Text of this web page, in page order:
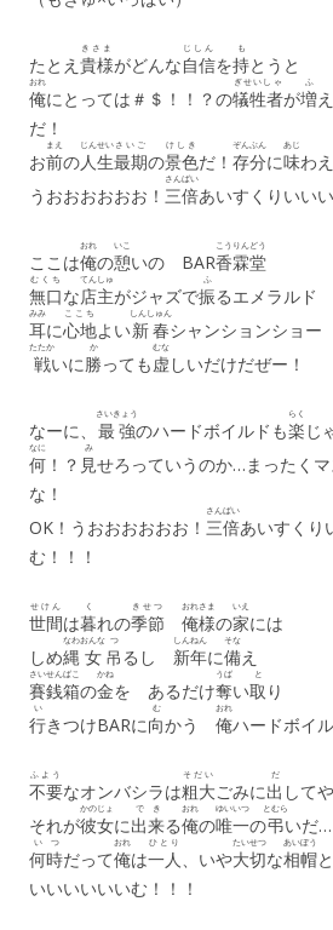
たとえ 貴様
きさま
がどんな自信
じしん
を持
も
とうと
俺
おれ
にとっては＃＄！！？の犠牲者
ぎせいしゃ
が増
ふ
だ！
お前
まえ
の人生
じんせい
最期
さいご
の景色
けしき
だ！ 存分
ぞんぶん
に味
あじ
わ
うおおおおおお！ 三倍
さんばい
あいすくりいい
ここは俺
おれ
の憩
いこ
いの BAR香霖堂
こうりんどう
無口
むくち
な店主
てんしゅ
がジャズで振
ふ
るエメラルド
耳
みみ
に心地
ここち
よい新春
しんしゅん
シャンションショー
戦
たたか
いに勝
か
っても虚
むな
しいだけだぜー！
なーに、 最強
さいきょう
のハードボイルドも楽
らく
じ
何
なに
！？ 見
み
せろっていうのか…まったく
な！
OK！うおおおおおお！ 三倍
さんばい
あいすくり
む！！！
世間
せけん
は暮
く
れの季節
きせつ
俺様
おれさま
の家
いえ
には
しめ縄
なわ
女
おんな
吊
つ
るし 新年
しんねん
に備
そな
え
賽銭箱
さいせんばこ
の金
かね
を あるだけ奪
うば
い取
と
り
行
い
きつけBARに向
む
かう 俺
おれ
ハードボイ
不要
ふよう
なオンバシラは粗大
そだい
ごみに出
だ
して
それが彼女
かのじょ
に出
で
来
き
る俺
おれ
の唯一
ゆいいつ
の弔
とむら
いだ…
何時
いつ
だって俺
おれ
は一人
ひとり
、いや大切
たいせつ
な相帽
あいぼう
いいいいいいむ！！！